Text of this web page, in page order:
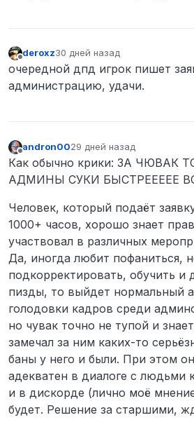
deroxz30 дней назад
отредактировано
очередной дпд игрок пишет
администрацию, удачи.
Не в сети
andron0029 дней назад
отредактировано
Как обычно крики: ЗА ЧЮВАК
АДМИНЫ СУКИ БЫСТРЕЕЕЕЕ
Человек, который подаёт
1000+ часов, хорошо знает
участвовал в различных
Да, иногда любит пофаниться,
подкорректировать, обучить и
пизды, то выйдет нормальный
голодовки кадров среди
но чувак точно не тупой и
замечал за ним каких-то
баны у него и были. При этом
адекватен в диалоге с людьми
и в дискорде (лично моё
будет. Решение за старшими,